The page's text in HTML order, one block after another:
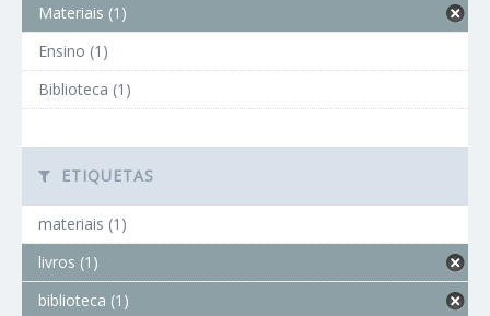
Materiais (1)
Ensino (1)
Biblioteca (1)
ETIQUETAS
materiais (1)
livros (1)
biblioteca (1)